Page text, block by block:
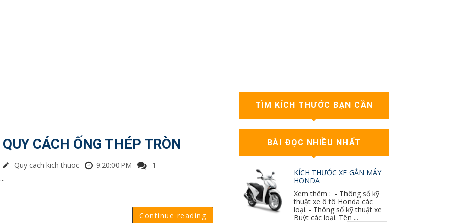
QUY CÁCH ỐNG THÉP TRÒN
Quy cach kich thuoc 9:20:00 PM
1
...
Continue reading
TÌM KÍCH THƯỚC BẠN CẦN
BÀI ĐỌC NHIỀU NHẤT
KÍCH THƯỚC XE GẮN MÁY
HONDA
Xem thêm : - Thông số kỹ
thuật xe ô tô Honda các
loại. - Thông số kỹ thuật xe
Buýt các loại. Tên ...